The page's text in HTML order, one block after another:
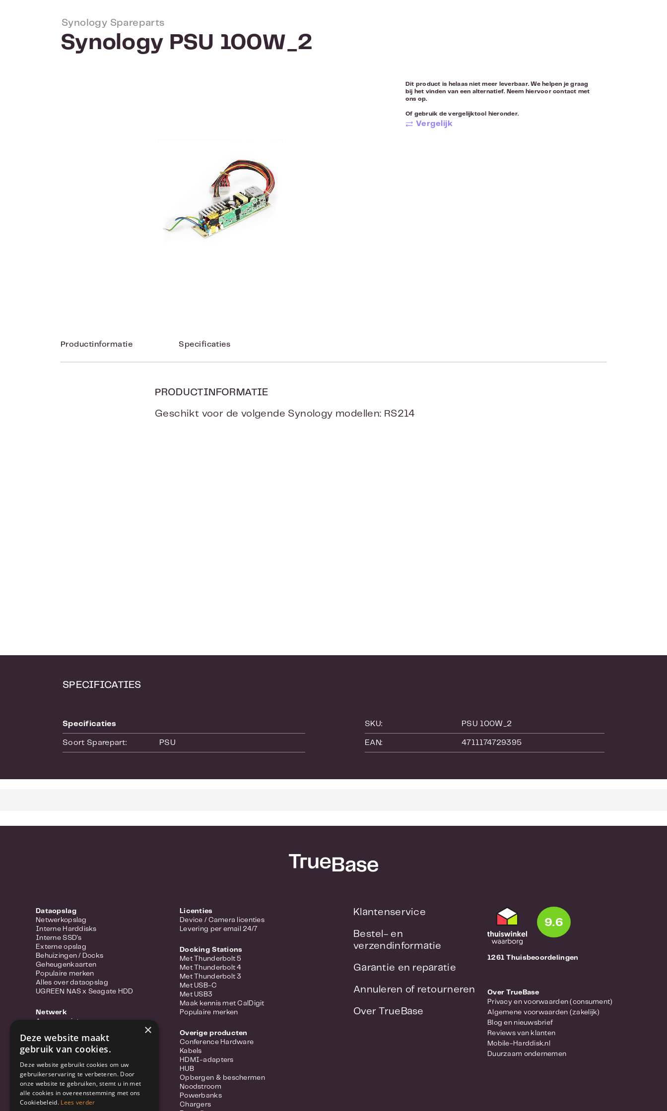
Synology Spareparts
Synology PSU 100W_2
Dit product is helaas niet meer leverbaar. We helpen je graag
bij het vinden van een alternatief. Neem hiervoorcontact met
ons op.
Of gebruik de vergelijktool hieronder.
Vergelijk
Productinformatie Specificaties
PRODUCTINFORMATIE
Geschikt voor de volgende Synology modellen: RS214
SPECIFICATIES
Specificaties
Soort Sparepart: PSU
SKU: PSU 100W_2
EAN: 4711174729395
Dataopslag
Netwerkopslag
Interne Harddisks
Interne SSD's
Externe opslag
Behuizingen / Docks
Geheugenkaarten
Populaire merken
Alles over dataopslag
UGREEN NAS x Seagate HDD
Netwerk
Access points
Power-over-ethernet
Range extenders
Converter
Switches
Wifi-adapters
Netwerkkabels
Netwerk accessoires
Licenties
Device / Camera licenties
Levering per email 24/7
Docking Stations
Met Thunderbolt 5
Met Thunderbolt 4
Met Thunderbolt 3
Met USB-C
Met USB3
Maak kennis met CalDigit
Populaire merken
Overige producten
Conference Hardware
Kabels
HDMI-adapters
HUB
Opbergen & beschermen
Noodstroom
Powerbanks
Chargers
Klantenservice
Bestel- en
verzendinformatie
Garantie en reparatie
Annuleren of retourneren
Over TrueBase
9.6
1261 Thuisbeoordelingen
Over TrueBase
Privacy en voorwaarden (consument)
Algemene voorwaarden (zakelijk)
Blog en nieuwsbrief
Reviews van klanten
Mobile-Harddisk.nl
Duurzaam ondernemen
×
Deze website maakt
gebruik van cookies.
Deze website gebruikt cookies om uw
gebruikerservaring te verbeteren. Door
onze website te gebruiken, stemt u in met
alle cookies in overeenstemming met ons
Cookiebeleid. Lees verder